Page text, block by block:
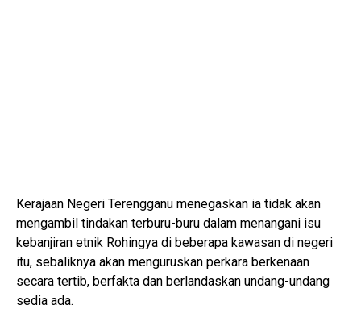
Kerajaan Negeri Terengganu menegaskan ia tidak akan
mengambil tindakan terburu-buru dalam menangani isu
kebanjiran etnik Rohingya di beberapa kawasan di negeri
itu, sebaliknya akan menguruskan perkara berkenaan
secara tertib, berfakta dan berlandaskan undang-undang
sedia ada.